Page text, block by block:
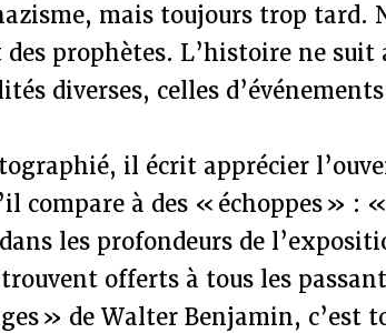
mais toujours trop tard.
prophètes. L’histoire ne suit
diverses, celles
il écrit apprécier
compare à des « échoppes » :
les profondeurs de
trouvent offerts à tous les
» de Walter Benjamin, c’est